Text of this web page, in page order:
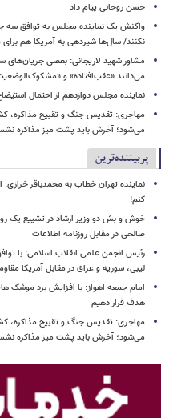
حسن روحانی پیام داد
واکنش یک نماینده مجلس به توافق سه
نکنند/ سال‌ها شیردهی به آمریکا هم برای
مشاور شهید لاریجانی: بعضی جریان‌های
می‌دانند «عقب‌افتاده» و
نماینده مجلس دوازدهم از احتمال
مهاجری: تقدیس جنگ و تقبیح مذاکره،
می‌شود؛ آخرش باید پشت میز مذاکره
پربیننده‌ترین
نماینده تهران خطاب به محمدباقر
کنم!
خوش و بش دو وزیر ارشاد در تشییع یک
صالحی در مقابل روزنامه اطلاعات
رئیس انجمن علمی انقلاب اسلامی: با
لیبی، سوریه و عراق در مقابل آمریکا
هدف قرار دهیم
مهاجری: تقدیس جنگ و تقبیح مذاکره،
می‌شود؛ آخرش باید پشت میز مذاکره